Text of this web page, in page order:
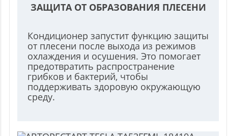
ЗАЩИТА ОТ ОБРАЗОВАНИЯ ПЛЕСЕНИ
Кондиционер запустит функцию защиты
от плесени после выхода из режимов
охлаждения и осушения. Это помогает
предотвратить распространение
грибков и бактерий, чтобы
поддерживать здоровую окружающую
среду.